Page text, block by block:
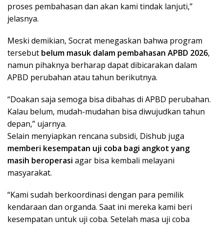
proses pembahasan dan akan kami tindak lanjuti,”
jelasnya.
Meski demikian, Socrat menegaskan bahwa program
tersebut belum masuk dalam pembahasan APBD 2026,
namun pihaknya berharap dapat dibicarakan dalam
APBD perubahan atau tahun berikutnya.
“Doakan saja semoga bisa dibahas di APBD perubahan.
Kalau belum, mudah-mudahan bisa diwujudkan tahun
depan,” ujarnya.
Selain menyiapkan rencana subsidi, Dishub juga
memberi kesempatan uji coba bagi angkot yang
masih beroperasi agar bisa kembali melayani
masyarakat.
“Kami sudah berkoordinasi dengan para pemilik
kendaraan dan organda. Saat ini mereka kami beri
kesempatan untuk uji coba. Setelah masa uji coba